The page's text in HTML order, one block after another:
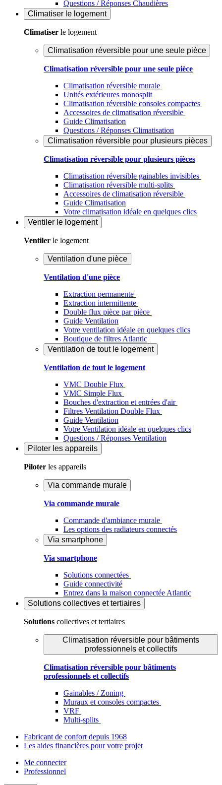
Questions / Réponses Chaudières
Climatiser le logement
Climatiser le logement
Climatisation réversible pour une seule pièce
Climatisation réversible pour une seule pièce
Climatisation réversible murale
Unités extérieures monosplit
Climatisation réversible consoles compactes
Accessoires de climatisation réversible
Guide Climatisation
Questions / Réponses Climatisation
Climatisation réversible pour plusieurs pièces
Climatisation réversible pour plusieurs pièces
Climatisation réversible gainables invisibles
Climatisation réversible multi-splits
Accessoires de climatisation réversible
Guide Climatisation
Votre climatisation idéale en quelques clics
Ventiler le logement
Ventiler le logement
Ventilation d'une pièce
Ventilation d'une pièce
Extraction permanente
Extraction intermittente
Double flux pièce par pièce
Guide Ventilation
Votre ventilation idéale en quelques clics
Boutique de filtres Atlantic
Ventilation de tout le logement
Ventilation de tout le logement
VMC Double Flux
VMC Simple Flux
Bouches d'extraction et entrées d'air
Filtres Ventilation Double Flux
Guide Ventilation
Votre Ventilation idéale en quelques clics
Questions / Réponses Ventilation
Piloter les appareils
Piloter les appareils
Via commande murale
Via commande murale
Commande d'ambiance murale
Les options des radiateurs connectés
Via smartphone
Via smartphone
Solutions connectées
Guide connectivité
Entrez dans la maison connectée Atlantic
Solutions collectives et tertiaires
Solutions collectives et tertiaires
Climatisation réversible pour bâtiments
professionnels et collectifs
Climatisation réversible pour bâtiments
professionnels et collectifs
Gainables / Zoning
Muraux et consoles compactes
VRF
Multi-splits
Fabricant de confort depuis 1968
Les aides financières pour votre projet
Me connecter
Professionnel